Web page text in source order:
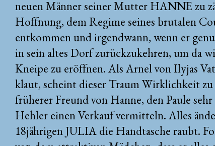
neuen Männer seiner Mutter HANNE zu
Hoffnung, dem Regime seines brutalen
entkommen und irgendwann, wenn er
in sein altes Dorf zurückzukehren, um da
Kneipe zu eröffnen. Als Arnel von Ilyjas
klaut, scheint dieser Traum Wirklichkeit
früherer Freund von Hanne, den Paule
Hehler einen Verkauf vermitteln. Alles
18jährigen JULIA die Handtasche raubt.